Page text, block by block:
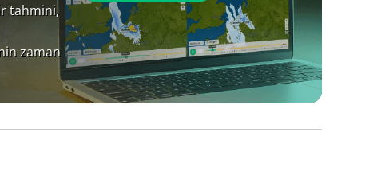
tahmini,
zaman